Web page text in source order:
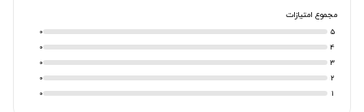
مجموع امتیازات
5
0
4
0
3
0
2
0
1
0